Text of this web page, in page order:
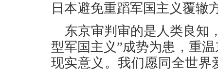
日本避免重蹈军国主义覆辙
东京审判审的是人类良知
型军国主义”成势为患，重
现实意义。我们愿同全世